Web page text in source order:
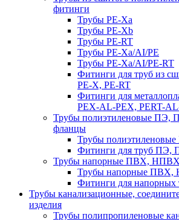
фитинги
Трубы PE-Xa
Трубы PE-Xb
Трубы PE-RT
Трубы PE-Xa/AI/PE
Трубы PE-Xa/AI/PE-RT
Фитинги для труб из
PE-X, PE-RT
Фитинги для
PEX-AL-PEX, PERT-
Трубы полиэтиленовые ПЭ,
фланцы
Трубы
Фитинги для труб ПЭ,
Трубы напорные ПВХ,
Трубы напорные ПВХ,
Фитинги для
Трубы канализационные,
изделия
Трубы полипропиленовые